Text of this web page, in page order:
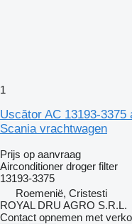
1
Uscător AC 13193-
Scania vrachtwagen
Prijs op aanvraag
Airconditioner droger filter
13193-3375
Roemenië, Cristesti
ROYAL DRU AGRO S.R.L.
Contact opnemen met